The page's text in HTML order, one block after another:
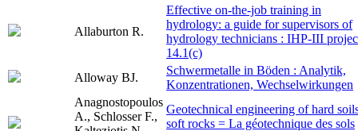
Allaburton R.
Effective on-the-job training in
hydrology: a guide for supervisors of
hydrology technicians : IHP-III
14.1(c)
Alloway BJ.
Schwermetalle in Böden : Analytik,
Konzentrationen, Wechselwirkungen
Anagnostopoulos
A., Schlosser F.,
Geotechnical engineering of hard
soft rocks = La géotechnique des sols